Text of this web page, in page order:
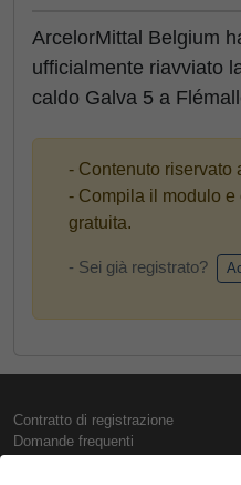
ArcelorMittal Belgium
ufficialmente riavviato
caldo Galva 5 a
- Contenuto riservato
- Compila il modulo e
gratuita.
- Sei già registrato?
Contratto di registrazione
Domande frequenti